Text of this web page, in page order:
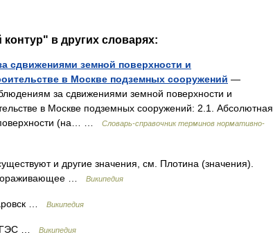
в других словарях:
сдвижениями земной поверхности и
в Москве подземных сооружений —
за сдвижениями земной поверхности и
в Москве подземных сооружений: 2.1. Абсолютная
поверхности (на… …
Словарь-справочник терминов нормативно-
и другие значения, см. Плотина (значения).
…
Википедия
… Википедия
ГЭС … Википедия